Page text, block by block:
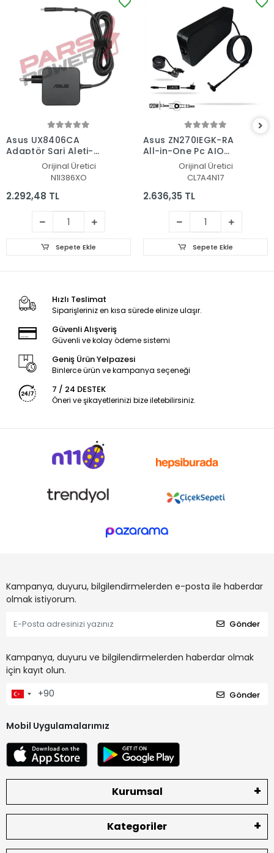
Asus UX8406CA
Adaptör Şarj Aleti-
Orijinal Üretici
N1I386XO
2.292,48 TL
Sepete Ekle
Asus ZN270IEGK-RA
All-in-One Pc AIO
Adaptör Şarj Aleti-
Orijinal Üretici
CL7A4N17
2.636,35 TL
Sepete Ekle
Hızlı Teslimat
Siparişleriniz en kısa sürede elinize ulaşır.
Güvenli Alışveriş
Güvenli ve kolay ödeme sistemi
Geniş Ürün Yelpazesi
Binlerce ürün ve kampanya seçeneği
7 / 24 DESTEK
Öneri ve şikayetlerinizi bize iletebilirsiniz.
Kampanya, duyuru, bilgilendirmelerden e-posta ile haberdar
olmak istiyorum.
Gönder
Kampanya, duyuru ve bilgilendirmelerden haberdar olmak
için kayıt olun.
Gönder
Mobil Uygulamalarımız
Kurumsal
Kategoriler